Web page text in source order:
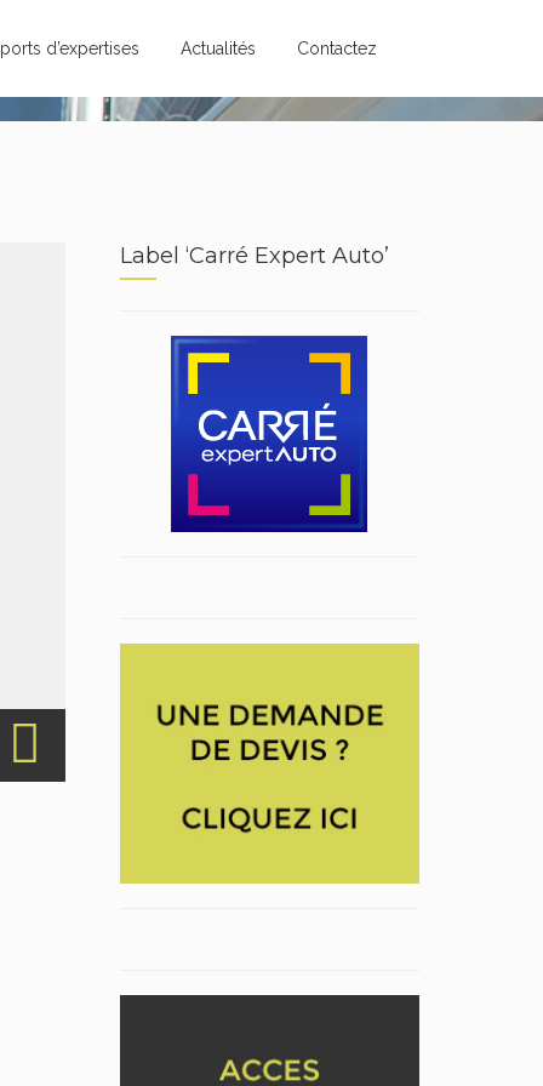
d’expertises Actualités Contactez
Label ‘Carré Expert Auto’